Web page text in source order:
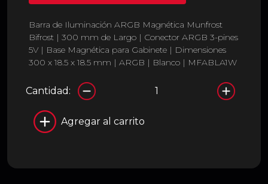
Barra de Iluminación ARGB Magnética Munfrost
Bifrost | 300 mm de Largo | Conector ARGB 3-pines
5V | Base Magnética para Gabinete | Dimensiones
300 x 18.5 x 18.5 mm | ARGB | Blanco | MFABLA1W
Cantidad:
Agregar al carrito